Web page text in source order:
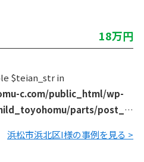
18万円
$teian_str in
c.com/public_html/wp-
parts/post_li
とのご依頼をいただきました。
浜松市浜北区I様の事例を見る >